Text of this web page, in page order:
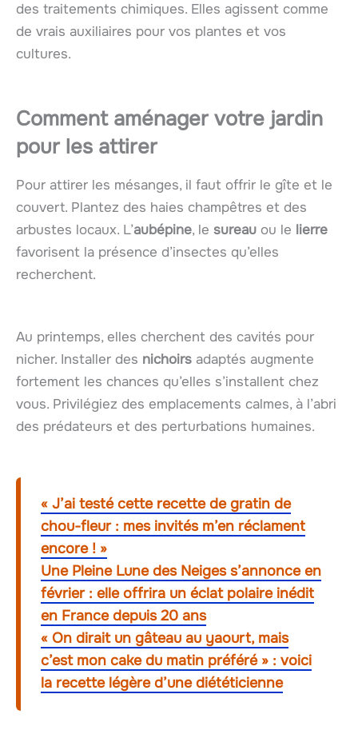
des traitements chimiques. Elles agissent comme
de vrais auxiliaires pour vos plantes et vos
cultures.
Comment aménager votre jardin
pour les attirer
Pour attirer les mésanges, il faut offrir le gîte et le
couvert. Plantez des haies champêtres et des
arbustes locaux. L’aubépine, le sureau ou le lierre
favorisent la présence d’insectes qu’elles
recherchent.
Au printemps, elles cherchent des cavités pour
nicher. Installer des nichoirs adaptés augmente
fortement les chances qu’elles s’installent chez
vous. Privilégiez des emplacements calmes, à l’abri
des prédateurs et des perturbations humaines.
« J’ai testé cette recette de gratin de
chou-fleur : mes invités m’en réclament
encore ! »
Une Pleine Lune des Neiges s’annonce en
février : elle offrira un éclat polaire inédit
en France depuis 20 ans
« On dirait un gâteau au yaourt, mais
c’est mon cake du matin préféré » : voici
la recette légère d’une diététicienne